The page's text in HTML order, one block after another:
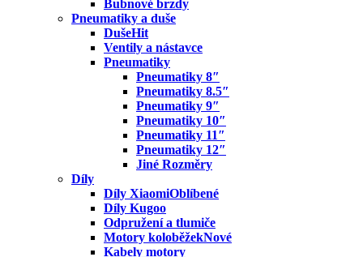
Bubnové brzdy
Pneumatiky a duše
Duše
Ventily a nástavce
Pneumatiky
Pneumatiky 8″
Pneumatiky 8.5″
Pneumatiky 9″
Pneumatiky 10″
Pneumatiky 11″
Pneumatiky 12″
Jiné Rozměry
Díly
Díly Xiaomi
Díly Kugoo
Odpružení a tlumiče
Motory koloběžek
Kabely motory